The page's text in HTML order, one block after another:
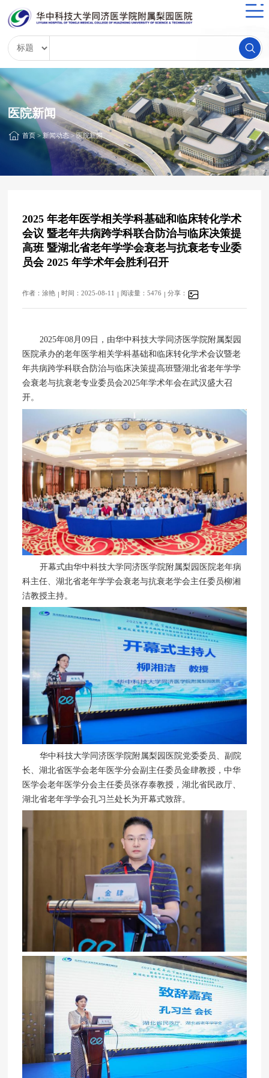
医院新闻
首页>新闻动态>医院新闻
2025 年老年医学相关学科基础和临床转化学术
会议 暨老年共病跨学科联合防治与临床决策提
高班 暨湖北省老年学学会衰老与抗衰老专业委
员会 2025 年学术年会胜利召开
作者：涂艳 时间：2025-08-11 阅读量：5476 分享：
2025年08⽉09⽇，由华中科技⼤学同济医学院附属梨园
医院承办的老年医学相关学科基础和临床转化学术会议暨老
年共病跨学科联合防治与临床决策提高班暨湖北省老年学学
会衰老与抗衰老专业委员会2025年学术年会在武汉盛⼤召
开。
开幕式由华中科技⼤学同济医学院附属梨园医院⽼年病
科主任、湖北省老年学学会衰老与抗衰老学会主任委员柳湘
洁教授主持。
华中科技⼤学同济医学院附属梨园医院党委委员、副院
长、湖北省医学会老年医学分会副主任委员⾦肆教授，中华
医学会老年医学分会主任委员张存泰教授，湖北省⺠政厅、
湖北省⽼年学学会孔习兰处⻓为开幕式致辞。